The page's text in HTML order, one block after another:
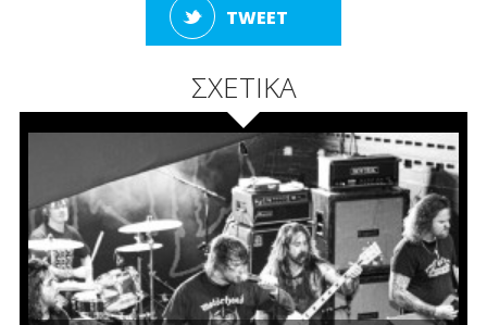
TWEET
ΣΧΕΤΙΚΑ